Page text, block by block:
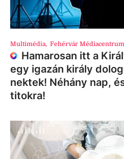
Multimédia, Fehérvár Médiacentrum
Hamarosan itt a
egy igazán király
nektek! Néhány nap,
titokra!